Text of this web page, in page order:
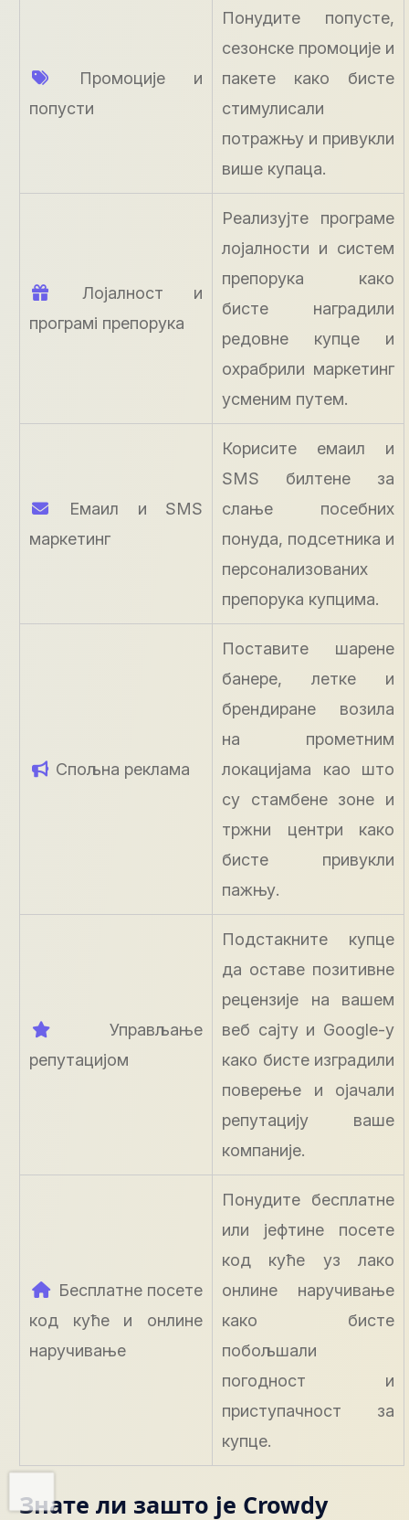
Промоције и
попусти
Понудите попусте,
сезонске промоције и
пакете како бисте
стимулисали
потражњу и привукли
више купаца.
Лојалност и
програмi препорука
Реализујте програме
лојалности и систем
препорука како
бисте наградили
редовне купце и
охрабрили маркетинг
усменим путем.
Емаил и SMS
маркетинг
Корисите емаил и
SMS билтене за
слање посебних
понуда, подсетника и
персонализованих
препорука купцима.
Спољна реклама
Поставите шарене
банере, летке и
брендиране возила
на прометним
локацијама као што
су стамбене зоне и
тржни центри како
бисте привукли
пажњу.
Управљање
репутацијом
Подстакните купце
да оставе позитивне
рецензије на вашем
веб сајту и Google-у
како бисте изградили
поверење и ојачали
репутацију ваше
компаније.
Бесплатне посете
код куће и онлине
наручивање
Понудите бесплатне
или јефтине посете
код куће уз лако
онлине наручивање
како бисте
побољшали
погодност и
приступачност за
купце.
Знате ли зашто је Crowdy